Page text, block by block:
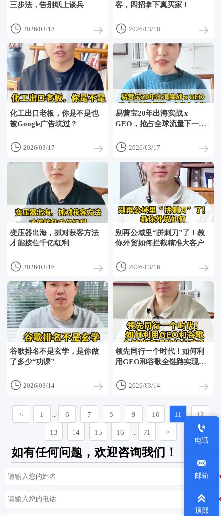
三步法，告别纸上谈兵
 2026/03/18
客，四招拿下真买家！
 2026/03/18
化工出口老板，你是不是也
被Google广告坑过？
 2026/03/17
易营宝20年出海实战 x
GEO，抢占全球流量下一个
 2026/03/17
变压器出海，抓对获客方法
才能接住千亿红利
 2026/03/16
别再公域里“拼刺刀”了！教
你外贸如何拦截精准大客户
 2026/03/16
谷歌排名不是玄学，是你做
了多少“功课”
 2026/03/14
领先同行一个时代！如何利
用GEO和谷歌全链路实现降
 2026/03/14
< 1 6 7 8 9 10 11 12
13 14 15 16 71 >
如有任何问题，欢迎咨询我们！

电话

邮箱

顶部